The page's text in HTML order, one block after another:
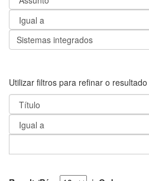
Utilizar filtros para refinar o